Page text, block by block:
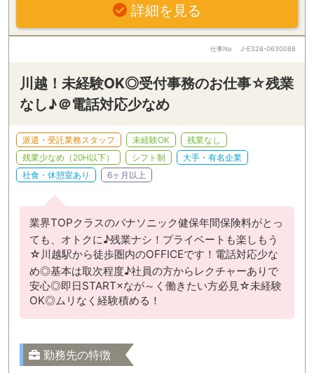
詳細を見る
仕事No J-ES26-0630088
川越！未経験OK◎受付事務のお仕事☆残業
なし♪＠電話対応少なめ
派遣・受託業務スタッフ 未経験OK
残業なし
残業少なめ（20H以下）
シフト制
大手・有名企業
社食・休憩室あり
6ヶ月以上
業界TOPクラスのパナソニック健保年間保険料がとっ
ても、オトクに♪残業ナシ！プライベートも楽しもう
☆川越駅から徒歩圏内のOFFICEです！電話対応少な
め◎基本は取次程度♪社員の方からレクチャーありで
安心◎即日START×なが～く働きたい方必見☆未経験
OK◎ムリなく経験積める！
勤務先の特徴